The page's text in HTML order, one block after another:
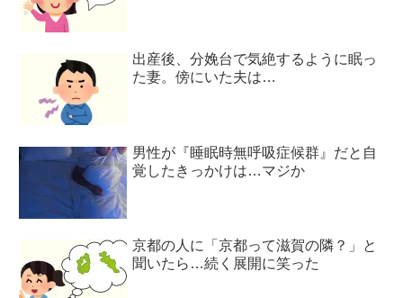
出産後、分娩台で気絶するように眠っ
た妻。傍にいた夫は…
男性が『睡眠時無呼吸症候群』だと自
覚したきっかけは…マジか
京都の人に「京都って滋賀の隣？」と
聞いたら…続く展開に笑った